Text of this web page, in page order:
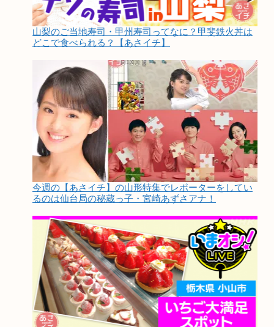
山梨のご当地寿司・甲州寿司ってなに？甲斐鉄火丼は
どこで食べられる？【あさイチ】
今週の【あさイチ】の山形特集でレポーターをしてい
るのは仙台局の秘蔵っ子・宮崎あずさアナ！